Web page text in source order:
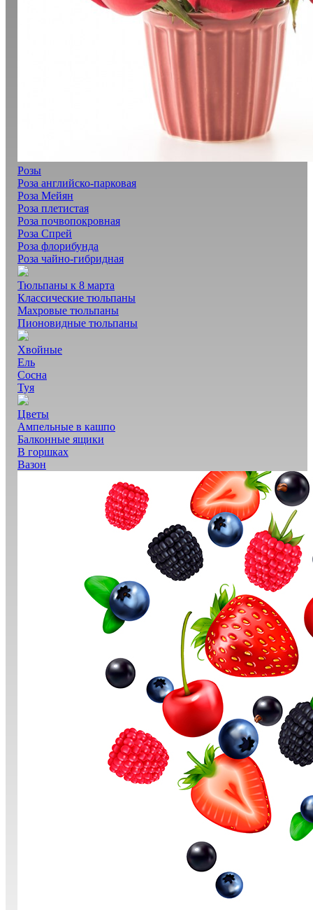
Розы
Роза английско-парковая
Роза Мейян
Роза плетистая
Роза почвопокровная
Роза Спрей
Роза флорибунда
Роза чайно-гибридная
Тюльпаны к 8 марта
Классические тюльпаны
Махровые тюльпаны
Пионовидные тюльпаны
Хвойные
Ель
Сосна
Туя
Цветы
Ампельные в кашпо
Балконные ящики
В горшках
Вазон